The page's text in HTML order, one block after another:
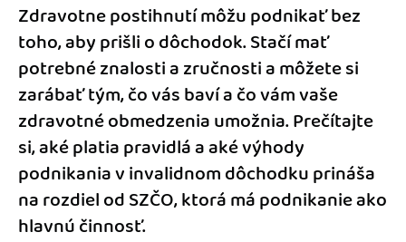
Zdravotne postihnutí môžu podnikať bez
toho, aby prišli o dôchodok. Stačí mať
potrebné znalosti a zručnosti a môžete si
zarábať tým, čo vás baví a čo vám vaše
zdravotné obmedzenia umožnia. Prečítajte
si, aké platia pravidlá a aké výhody
podnikania v invalidnom dôchodku prináša
na rozdiel od SZČO, ktorá má podnikanie ako
hlavnú činnosť.